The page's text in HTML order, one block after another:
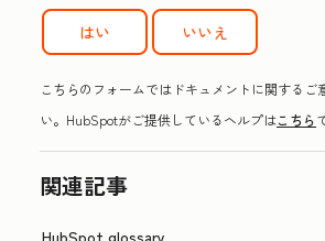
はい いいえ
こちらのフォームではドキュメントに関するご
い。HubSpotがご提供しているヘルプはこちら
関連記事